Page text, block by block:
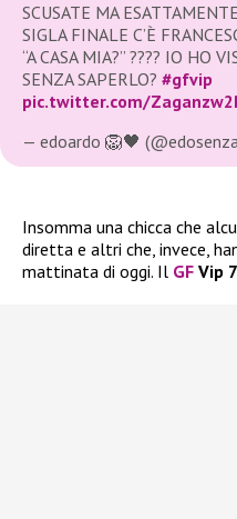
SCUSATE MA
SIGLA FINALE C’È
“A CASA MIA?” ???? IO HO
SENZA SAPERLO? #gfvip
pic.twitter.com/
— edoardo 🦁🖤
Insomma una chicca che
diretta e altri che, invece,
mattinata di oggi. Il GF Vip 7